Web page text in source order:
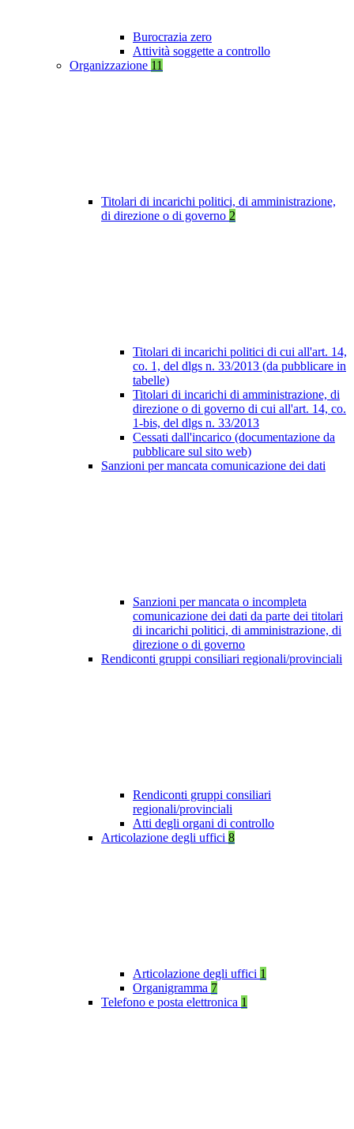
Burocrazia zero
Attività soggette a controllo
Organizzazione 11
Titolari di incarichi politici, di amministrazione,
di direzione o di governo 2
Titolari di incarichi politici di cui all'art. 14,
co. 1, del dlgs n. 33/2013 (da pubblicare in
tabelle)
Titolari di incarichi di amministrazione, di
direzione o di governo di cui all'art. 14, co.
1-bis, del dlgs n. 33/2013
Cessati dall'incarico (documentazione da
pubblicare sul sito web)
Sanzioni per mancata comunicazione dei dati
Sanzioni per mancata o incompleta
comunicazione dei dati da parte dei titolari
di incarichi politici, di amministrazione, di
direzione o di governo
Rendiconti gruppi consiliari regionali/provinciali
Rendiconti gruppi consiliari
regionali/provinciali
Atti degli organi di controllo
Articolazione degli uffici 8
Articolazione degli uffici 1
Organigramma 7
Telefono e posta elettronica 1